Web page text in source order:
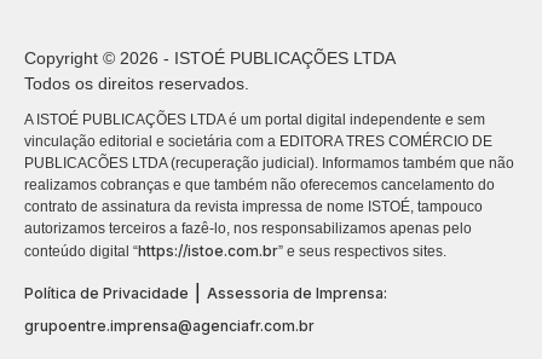
Copyright © 2026 - ISTOÉ PUBLICAÇÕES LTDA
Todos os direitos reservados.
A ISTOÉ PUBLICAÇÕES LTDA é um portal digital independente e sem
vinculação editorial e societária com a EDITORA TRES COMÉRCIO DE
PUBLICACÕES LTDA (recuperação judicial). Informamos também que não
realizamos cobranças e que também não oferecemos cancelamento do
contrato de assinatura da revista impressa de nome ISTOÉ, tampouco
autorizamos terceiros a fazê-lo, nos responsabilizamos apenas pelo
conteúdo digital “https://istoe.com.br” e seus respectivos sites.
Política de Privacidade
Assessoria de Imprensa:
grupoentre.imprensa@agenciafr.com.br